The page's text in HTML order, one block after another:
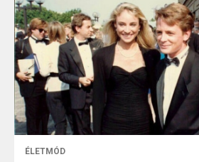
ÉLETMÓD